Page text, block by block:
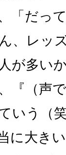
「だっ
、レッ
が多い
『（声
いう（
に大き